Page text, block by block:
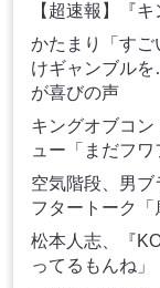
【超速報】『
かたまり「す
けギャンブル
が喜びの声
キングオブコ
ュー「まだフワ
空気階段、男
フタートーク
松本人志、『
ってるもんね」